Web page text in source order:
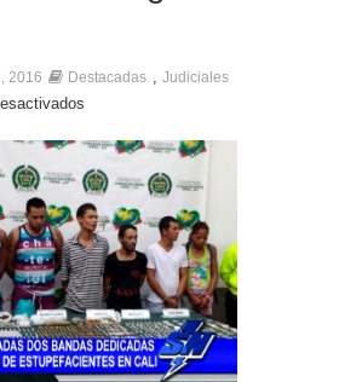
2016 Destacadas , Judiciales